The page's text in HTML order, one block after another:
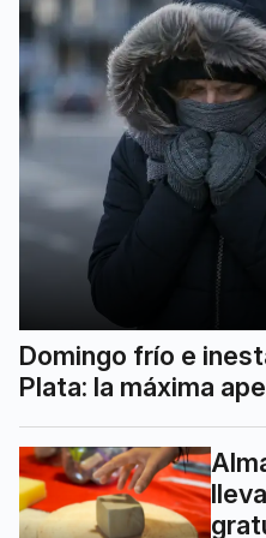
Domingo frío e
Plata: la máxima